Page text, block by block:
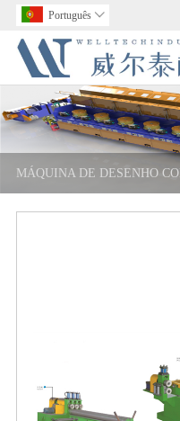
Português 
MÁQUINA DE DESENHO